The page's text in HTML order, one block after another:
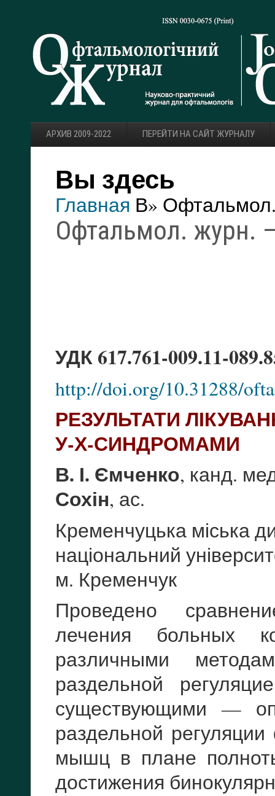
АРХИВ 2009-2022 ПЕРЕЙТИ НА САЙТ ЖУРНАЛУ
Вы здесь
Главная В»
Офтальмол. журн.
УДК 617.761-009.11-
http://doi.org/10.31288/
РЕЗУЛЬТАТИ
У-Х-СИНДРОМАМИ
В. І. Ємченко, канд.
Сохін, ас.
Кременчуцька міська
національний
м. Кременчук
Проведено
лечения больных
различными
раздельной
существующими —
раздельной
мышц в плане
достижения